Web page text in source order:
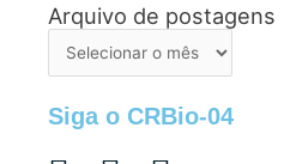
Arquivo de postagens
Arquivo
Siga o CRBio-04